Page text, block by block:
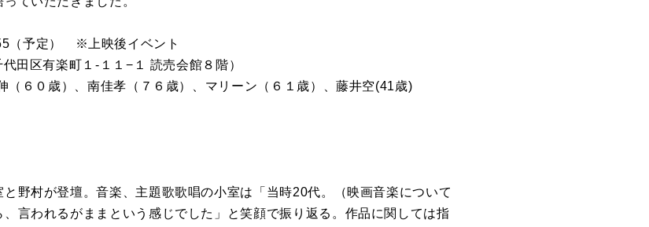
（予定） ※上映後イベント
田区有楽町１-１１−１ 読売会館８階）
（６０歳）、南佳孝（７６歳）、マリーン（６１歳）、藤井空(41歳)
と野村が登壇。音楽、主題歌歌唱の小室は「当時20代。（映画音楽について
言われるがままという感じでした」と笑顔で振り返る。作品に関しては指